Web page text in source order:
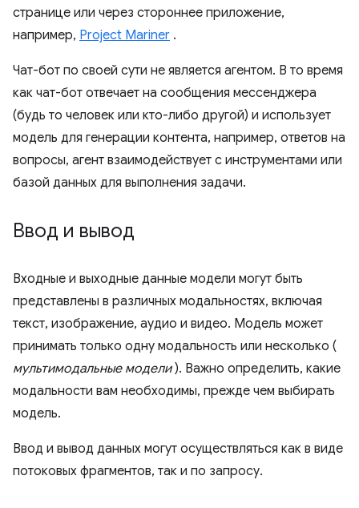
странице или через стороннее приложение,
например, Project Mariner .
Чат-бот по своей сути не является агентом. В то время
как чат-бот отвечает на сообщения мессенджера
(будь то человек или кто-либо другой) и использует
модель для генерации контента, например, ответов на
вопросы, агент взаимодействует с инструментами или
базой данных для выполнения задачи.
Ввод и вывод
Входные и выходные данные модели могут быть
представлены в различных модальностях, включая
текст, изображение, аудио и видео. Модель может
принимать только одну модальность или несколько (
мультимодальные модели). Важно определить, какие
модальности вам необходимы, прежде чем выбирать
модель.
Ввод и вывод данных могут осуществляться как в виде
потоковых фрагментов, так и по запросу.